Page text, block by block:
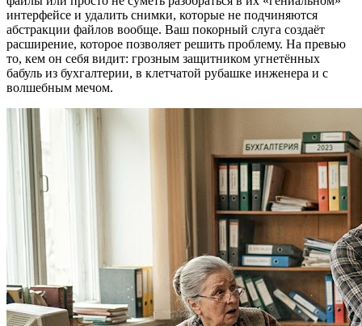
интерфейсе и удалить снимки, которые не подчиняются
абстракции файлов вообще. Ваш покорный слуга создаёт
расширение, которое позволяет решить проблему. На превью
то, кем он себя видит: грозным защитником угнетённых
бабуль из бухгалтерии, в клетчатой рубашке инженера и с
волшебным мечом.